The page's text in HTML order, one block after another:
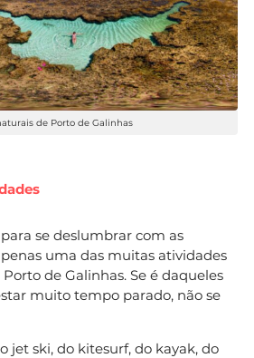
de Porto de Galinhas
se deslumbrar com as
uma das muitas atividades
de Galinhas. Se é daqueles
muito tempo parado, não se
jet ski, do kitesurf, do kayak, do